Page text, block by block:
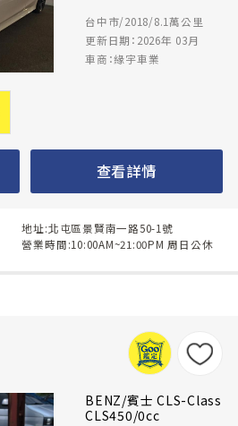
台中市/2018/8.1萬公里
更新日期：2026年 03月
車商：緣宇車業
查看詳情
地址:北屯區景賢南一路50-1號
營業時間:10:00AM~21:00PM 周日公休
BENZ/賓士 CLS-Class
CLS450/0cc